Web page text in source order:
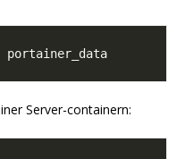
Server-containern: